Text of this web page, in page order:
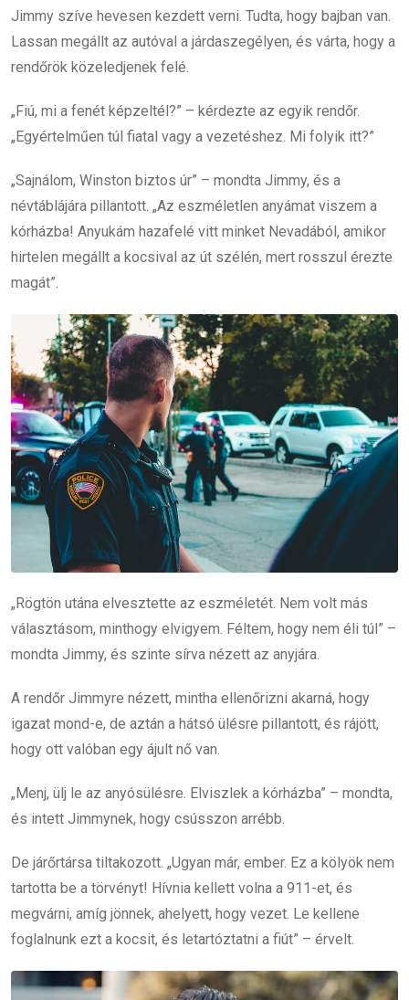
Jimmy szíve hevesen kezdett verni. Tudta, hogy bajban van.
Lassan megállt az autóval a járdaszegélyen, és várta, hogy a
rendőrök közeledjenek felé.
„Fiú, mi a fenét képzeltél?” – kérdezte az egyik rendőr.
„Egyértelműen túl fiatal vagy a vezetéshez. Mi folyik itt?”
„Sajnálom, Winston biztos úr” – mondta Jimmy, és a
névtáblájára pillantott. „Az eszméletlen anyámat viszem a
kórházba! Anyukám hazafelé vitt minket Nevadából, amikor
hirtelen megállt a kocsival az út szélén, mert rosszul érezte
magát”.
„Rögtön utána elvesztette az eszméletét. Nem volt más
választásom, minthogy elvigyem. Féltem, hogy nem éli túl” –
mondta Jimmy, és szinte sírva nézett az anyjára.
A rendőr Jimmyre nézett, mintha ellenőrizni akarná, hogy
igazat mond-e, de aztán a hátsó ülésre pillantott, és rájött,
hogy ott valóban egy ájult nő van.
„Menj, ülj le az anyósülésre. Elviszlek a kórházba” – mondta,
és intett Jimmynek, hogy csússzon arrébb.
De járőrtársa tiltakozott. „Ugyan már, ember. Ez a kölyök nem
tartotta be a törvényt! Hívnia kellett volna a 911-et, és
megvárni, amíg jönnek, ahelyett, hogy vezet. Le kellene
foglalnunk ezt a kocsit, és letartóztatni a fiút” – érvelt.